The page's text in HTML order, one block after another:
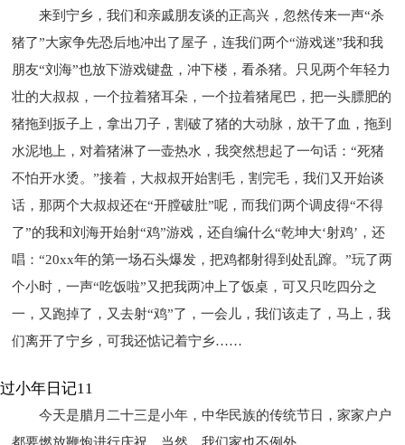
来到宁乡，我们和亲戚朋友谈的正高兴，忽然传来一声“杀
猪了”大家争先恐后地冲出了屋子，连我们两个“游戏迷”我和我
朋友“刘海”也放下游戏键盘，冲下楼，看杀猪。只见两个年轻力
壮的大叔叔，一个拉着猪耳朵，一个拉着猪尾巴，把一头膘肥的
猪拖到扳子上，拿出刀子，割破了猪的大动脉，放干了血，拖到
水泥地上，对着猪淋了一壶热水，我突然想起了一句话：“死猪
不怕开水烫。”接着，大叔叔开始割毛，割完毛，我们又开始谈
话，那两个大叔叔还在“开膛破肚”呢，而我们两个调皮得“不得
了”的我和刘海开始射“鸡”游戏，还自编什么“乾坤大‘射鸡’，还
唱：“20xx年的第一场石头爆发，把鸡都射得到处乱蹿。”玩了两
个小时，一声“吃饭啦”又把我两冲上了饭桌，可又只吃四分之
一，又跑掉了，又去射“鸡”了，一会儿，我们该走了，马上，我
们离开了宁乡，可我还惦记着宁乡……
过小年日记11
今天是腊月二十三是小年，中华民族的传统节日，家家户户
都要燃放鞭炮进行庆祝，当然，我们家也不例外。